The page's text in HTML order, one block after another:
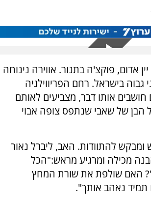
אדום, פוקצ'ה בתנור. אווירה נינוחה
בישראל. רחם הפריווילגיה
אותו דבר, מצביעים לאותם
הבן של שאבי שנתפס צופה אבוי
ומבקש להתוודות. האב, ליברל נאור
מכילה ומרגיע מראש:"הכל
האם שולפת את שורת המחץ
תמיד נאהב אותך".